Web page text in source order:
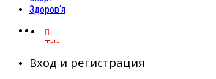
Здоров‘я
Telegram
Вход и регистрация